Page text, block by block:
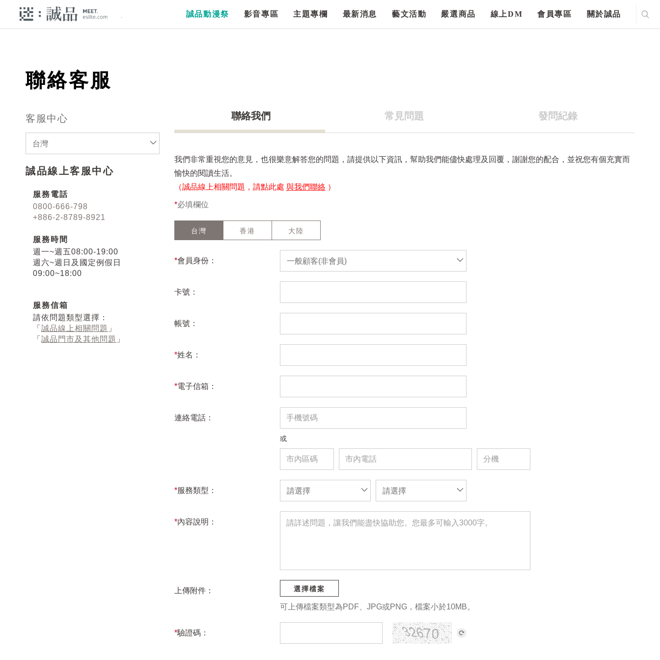
誠品動漫祭 影音專區 主題專欄 最新消息 藝文活動 嚴選商品 線上DM 會員專區 關於誠品
聯絡客服
客服中心
台灣
誠品線上客服中心
服務電話
0800-666-798
+886-2-8789-8921
服務時間
週一~週五08:00-19:00
週六~週日及國定例假日
09:00~18:00
服務信箱
請依問題類型選擇：
「 誠品線上相關問題 」
「 誠品門市及其他問題 」
聯絡我們 常見問題 發問紀錄
我們非常重視您的意見，也很樂意解答您的問題，請提供以下資訊，幫助我們能儘快處理及回覆，謝謝您的配合，並祝您有個充實而
愉快的閱讀生活。
（誠品線上相關問題，請點此處 與我們聯絡 ）
*必填欄位
台灣 香港 大陸
*會員身份： 一般顧客(非會員)
卡號：
帳號：
*姓名：
*電子信箱：
連絡電話：
或
*服務類型： 請選擇 請選擇
*內容說明：
上傳附件： 選擇檔案
可上傳檔案類型為PDF、JPG或PNG，檔案小於10MB。
*驗證碼：